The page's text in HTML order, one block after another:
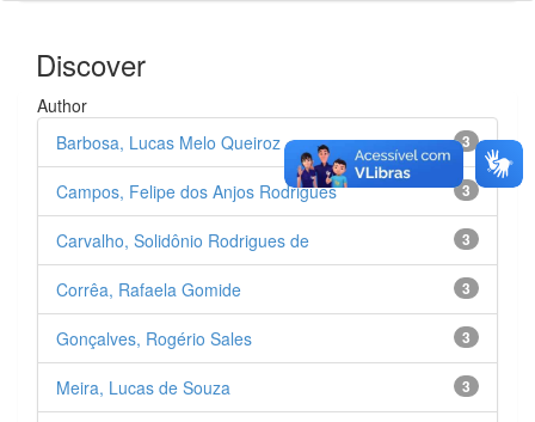
Discover
Author
3
Barbosa, Lucas Melo Queiroz
3
Campos, Felipe dos Anjos Rodrigues
3
Carvalho, Solidônio Rodrigues de
3
Corrêa, Rafaela Gomide
3
Gonçalves, Rogério Sales
3
Meira, Lucas de Souza